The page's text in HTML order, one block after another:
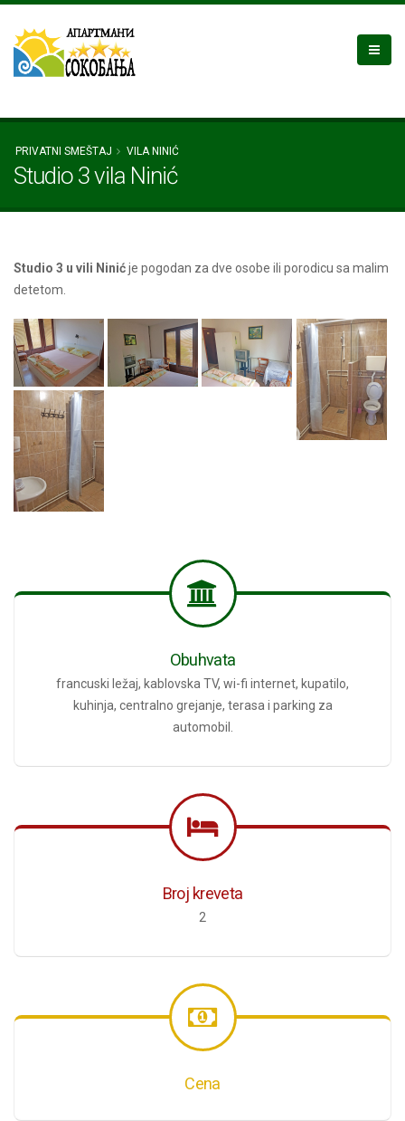
PRIVATNI SMEŠTAJ VILA NINIĆ
Studio 3 vila Ninić
Studio 3 u vili Ninićje pogodan za dve osobe ili porodicu sa malim
detetom.
Obuhvata
francuski ležaj, kablovska TV, wi-fi internet, kupatilo,
kuhinja, centralno grejanje, terasa i parking za
automobil.
Broj kreveta
2
Cena